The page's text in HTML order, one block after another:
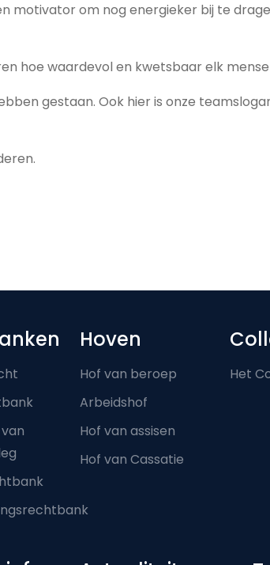
motivator om nog energieker bij te
hoe waardevol en kwetsbaar elk
gestaan. Ook hier is onze
menu
Hoven
Hof van beroep
Arbeidshof
Hof van assisen
Hof van Cassatie
Het